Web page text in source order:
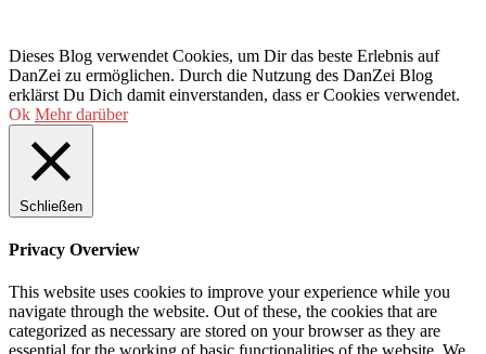
Dieses Blog verwendet Cookies, um Dir das beste Erlebnis auf
DanZei zu ermöglichen. Durch die Nutzung des DanZei Blog
erklärst Du Dich damit einverstanden, dass er Cookies verwendet.
Ok Mehr darüber
Schließen
Privacy Overview
This website uses cookies to improve your experience while you
navigate through the website. Out of these, the cookies that are
categorized as necessary are stored on your browser as they are